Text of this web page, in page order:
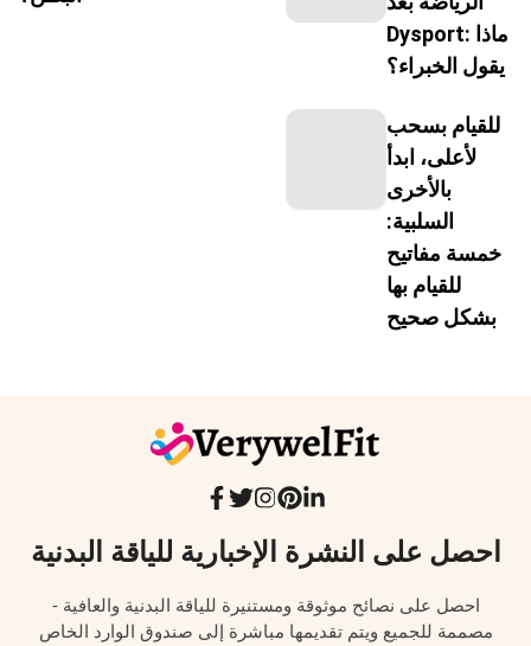
Dysport: ماذا
يقول الخبراء؟
للقيام بسحب
لأعلى، ابدأ
بالأخرى
السلبية:
خمسة مفاتيح
للقيام بها
بشكل صحيح
احصل على النشرة الإخبارية للياقة البدنية
احصل على نصائح موثوقة ومستنيرة للياقة البدنية والعافية -
مصممة للجميع ويتم تقديمها مباشرة إلى صندوق الوارد الخاص